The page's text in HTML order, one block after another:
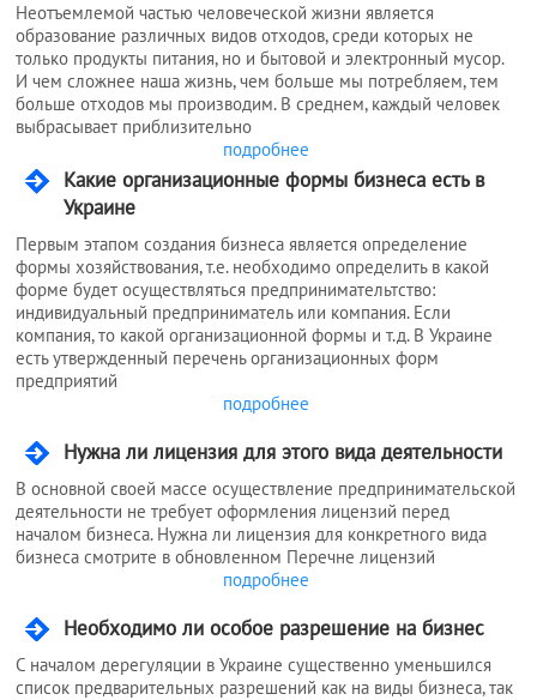
Неотъемлемой частью человеческой жизни является
образование различных видов отходов, среди которых не
только продукты питания, но и бытовой и электронный мусор.
И чем сложнее наша жизнь, чем больше мы потребляем, тем
больше отходов мы производим. В среднем, каждый человек
выбрасывает приблизительно
подробнее
Какие организационные формы бизнеса есть в
Украине
Первым этапом создания бизнеса является определение
формы хозяйствования, т.е. необходимо определить в какой
форме будет осуществляться предпринимательтство:
индивидуальный предприниматель или компания. Если
компания, то какой организационной формы и т.д. В Украине
есть утвержденный перечень организационных форм
предприятий
подробнее
Нужна ли лицензия для этого вида деятельности
В основной своей массе осуществление предпринимательской
деятельности не требует оформления лицензий перед
началом бизнеса. Нужна ли лицензия для конкретного вида
бизнеса смотрите в обновленном Перечне лицензий
подробнее
Необходимо ли особое разрешение на бизнес
С началом дерегуляции в Украине существенно уменьшился
список предварительных разрешений как на виды бизнеса, так